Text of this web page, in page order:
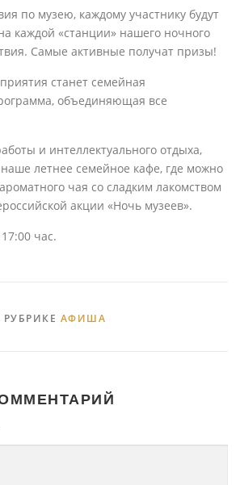
по музею, каждому участнику будут
каждой «станции» нашего ночного
Самые активные получат призы!
станет семейная
объединяющая все
и интеллектуального отдыха,
летнее семейное кафе, где можно
чая со сладким лакомством
акции «Ночь музеев».
час.
АФИША